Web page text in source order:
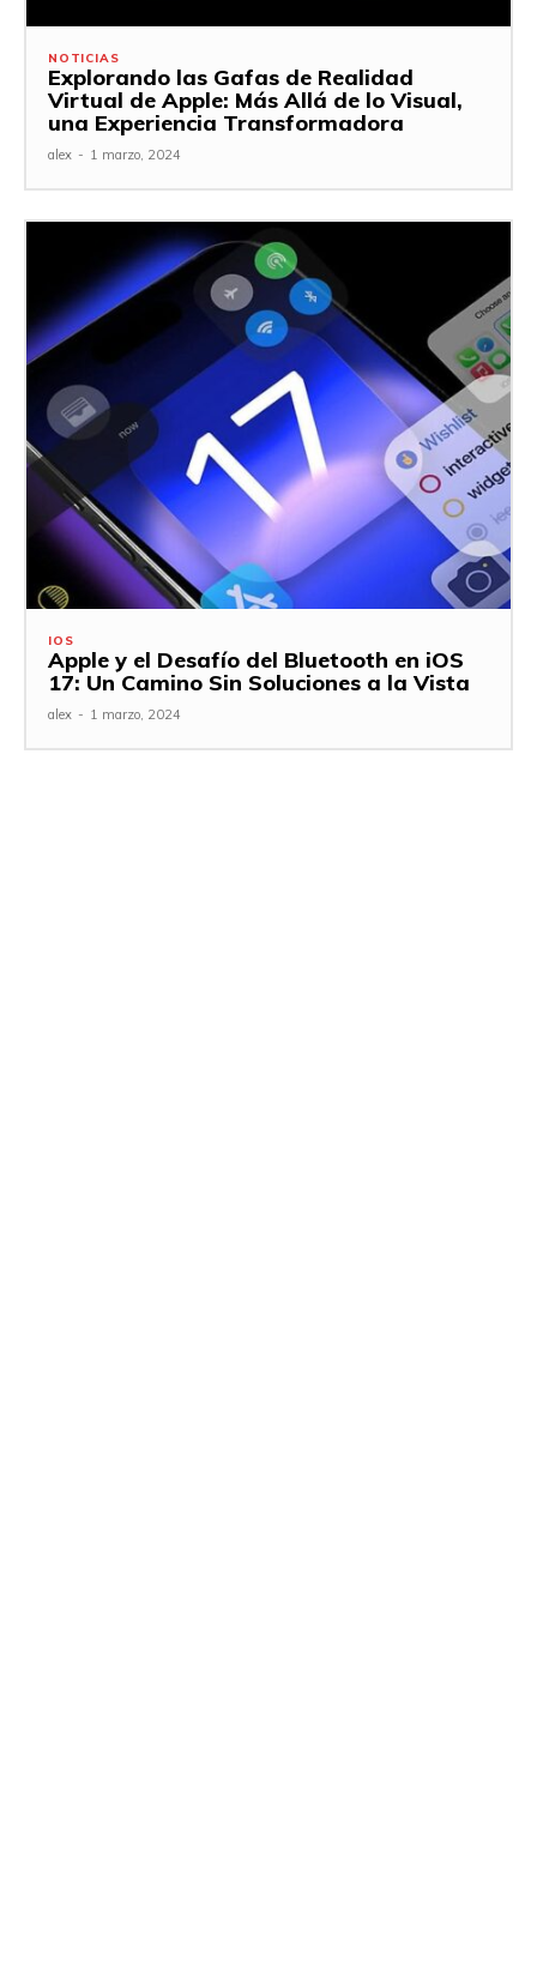
NOTICIAS
Explorando las Gafas de Realidad
Virtual de Apple: Más Allá de lo Visual,
una Experiencia Transformadora
alex - 1 marzo, 2024
IOS
Apple y el Desafío del Bluetooth en iOS
17: Un Camino Sin Soluciones a la Vista
alex - 1 marzo, 2024